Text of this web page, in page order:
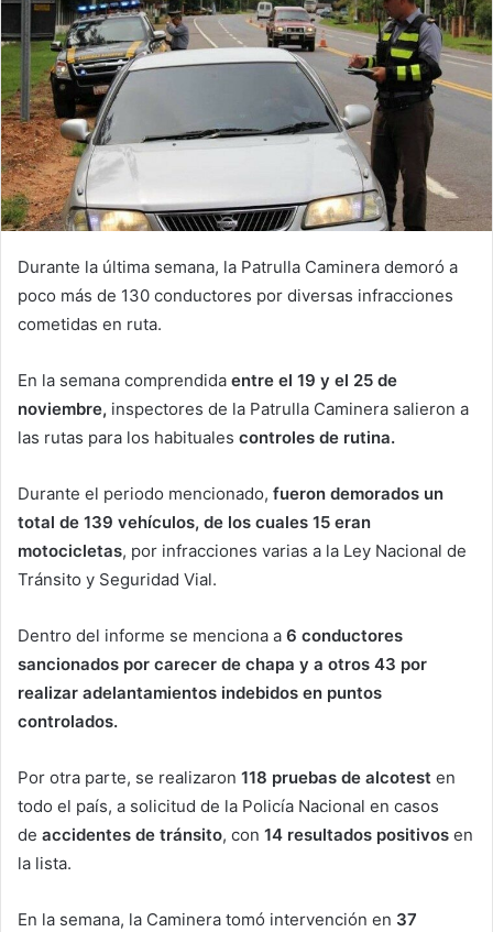
Durante la última semana, la Patrulla Caminera demoró a
poco más de 130 conductores por diversas infracciones
cometidas en ruta.
En la semana comprendida entre el 19 y el 25 de
noviembre, inspectores de la Patrulla Caminera salieron a
las rutas para los habituales controles de rutina.
Durante el periodo mencionado, fueron demorados un
total de 139 vehículos, de los cuales 15 eran
motocicletas, por infracciones varias a la Ley Nacional de
Tránsito y Seguridad Vial.
Dentro del informe se menciona a 6 conductores
sancionados por carecer de chapa y a otros 43 por
realizar adelantamientos indebidos en puntos
controlados.
Por otra parte, se realizaron 118 pruebas de alcotest en
todo el país, a solicitud de la Policía Nacional en casos
de accidentes de tránsito, con 14 resultados positivos en
la lista.
En la semana, la Caminera tomó intervención en 37